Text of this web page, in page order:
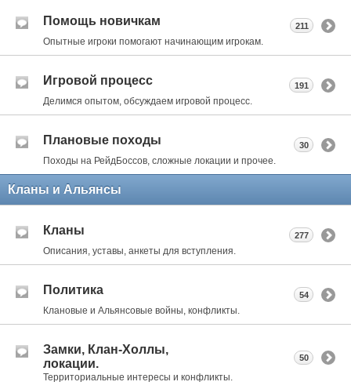
Помощь новичкам
Опытные игроки помогают начинающим игрокам.
211
Игровой процесс
Делимся опытом, обсуждаем игровой процесс.
191
Плановые походы
Походы на РейдБоссов, сложные локации и прочее.
30
Кланы и Альянсы
Кланы
Описания, уставы, анкеты для вступления.
277
Политика
Клановые и Альянсовые войны, конфликты.
54
Замки, Клан-Холлы,
локации.
Территориальные интересы и конфликты.
50